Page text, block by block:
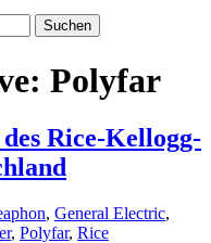
Polyfar
Rice-Kellogg-
, General Electric,
, Polyfar, Rice